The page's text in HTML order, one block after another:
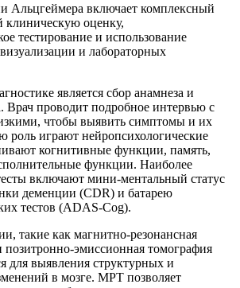
Альцгеймера включает комплексный
клиническую оценку,
тестирование и использование
и лабораторных
является сбор анамнеза и
Врач проводит подробное интервью с
чтобы выявить симптомы и их
роль играют нейропсихологические
когнитивные функции, память,
функции. Наиболее
включают мини-ментальный статус
деменции (CDR) и батарею
тестов (ADAS-Cog).
такие как магнитно-резонансная
эмиссионная томография
для выявления структурных и
в мозге. МРТ позволяет